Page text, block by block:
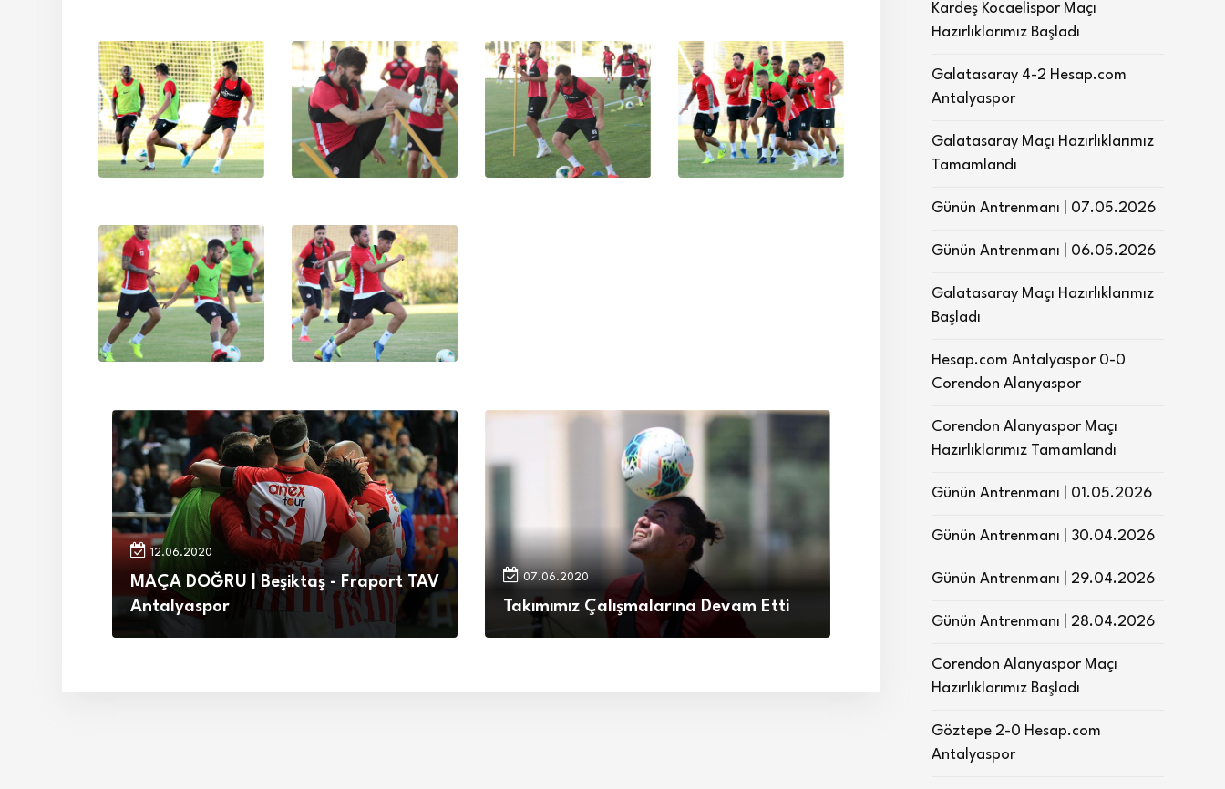
12.06.2020
MAÇA DOĞRU | Beşiktaş - Fraport TAV
Antalyaspor
07.06.2020
Takımımız Çalışmalarına Devam Etti
Kardeş Kocaelispor Maçı
Hazırlıklarımız Başladı
Galatasaray 4-2 Hesap.com
Antalyaspor
Galatasaray Maçı Hazırlıklarımız
Tamamlandı
Günün Antrenmanı | 07.05.2026
Günün Antrenmanı | 06.05.2026
Galatasaray Maçı Hazırlıklarımız
Başladı
Hesap.com Antalyaspor 0-0
Corendon Alanyaspor
Corendon Alanyaspor Maçı
Hazırlıklarımız Tamamlandı
Günün Antrenmanı | 01.05.2026
Günün Antrenmanı | 30.04.2026
Günün Antrenmanı | 29.04.2026
Günün Antrenmanı | 28.04.2026
Corendon Alanyaspor Maçı
Hazırlıklarımız Başladı
Göztepe 2-0 Hesap.com
Antalyaspor